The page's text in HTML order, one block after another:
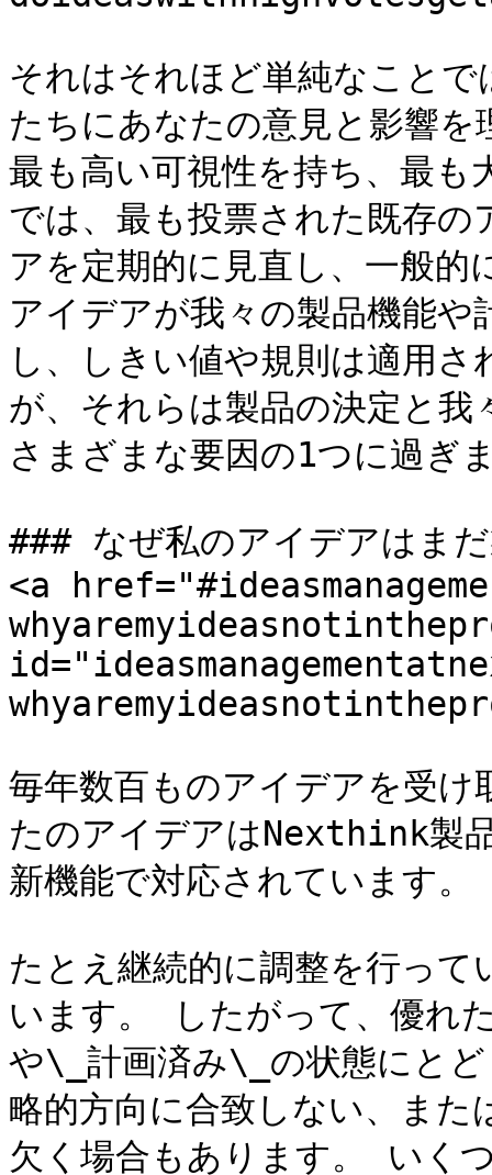
それはそれほど単純なこと
たちにあなたの意見と影響
最も高い可視性を持ち、最
では、最も投票された既存
アを定期的に見直し、一般
アイデアが我々の製品機能
し、しきい値や規則は適用
が、それらは製品の決定と
さまざまな要因の1つに過ぎ
### なぜ私のアイデアはま
<a
毎年数百ものアイデアを受
たのアイデアはNexthink製
新機能で対応されています。
たとえ継続的に調整を行って
います。 したがって、優れ
や\_計画済み\_の状態にとど
略的方向に合致しない、ま
欠く場合もあります。 いく